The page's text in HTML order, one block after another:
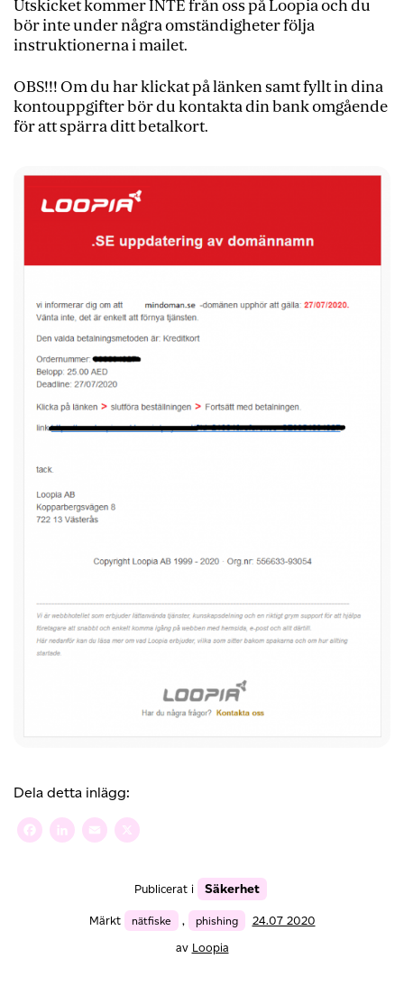
Utskicket kommer INTE från oss på Loopia och du
bör inte under några omständigheter följa
instruktionerna i mailet.
OBS!!! Om du har klickat på länken samt fyllt in dina
kontouppgifter bör du kontakta din bank omgående
för att spärra ditt betalkort.
Dela detta inlägg:
Facebook
LinkedIn
Email
Publicerat i Säkerhet
Märkt nätfiske , phishing
24.07 2020
av Loopia